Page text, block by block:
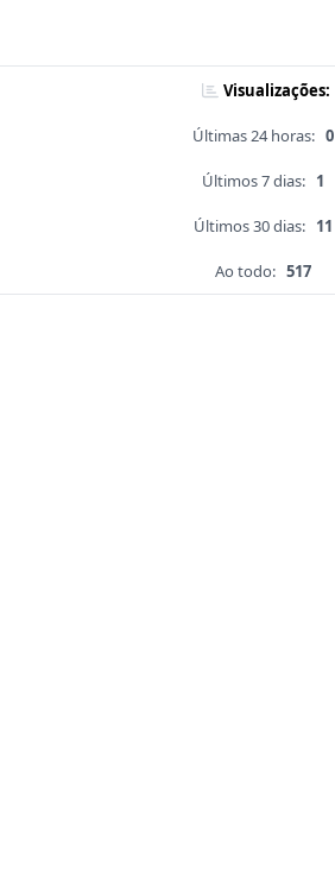
Visualizações:
Últimas 24 horas: 0
Últimos 7 dias: 1
Últimos 30 dias: 11
Ao todo: 517